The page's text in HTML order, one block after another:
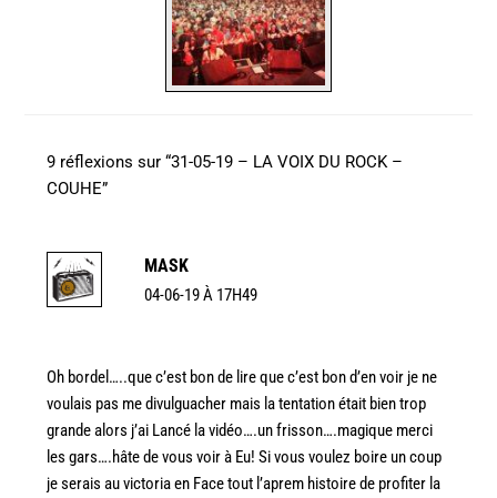
9 réflexions sur “31-05-19 – LA VOIX DU ROCK –
COUHE”
MASK
04-06-19 À 17H49
Oh bordel…..que c’est bon de lire que c’est bon d’en voir je ne
voulais pas me divulguacher mais la tentation était bien trop
grande alors j’ai Lancé la vidéo….un frisson….magique merci
les gars….hâte de vous voir à Eu! Si vous voulez boire un coup
je serais au victoria en Face tout l’aprem histoire de profiter la